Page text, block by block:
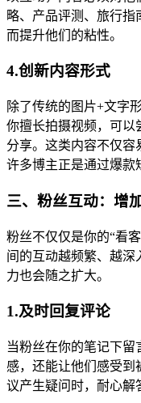
略、产品评测、旅行指
而提升他们的粘性。
4.创新内容形式
除了传统的图片+文字
你擅长拍摄视频，可以
分享。这类内容不仅容
许多博主正是通过爆款
三、粉丝互动：增
粉丝不仅仅是你的“看
间的互动越频繁、越深
力也会随之扩大。
1.及时回复评论
当粉丝在你的笔记下
感，还能让他们感受到
议产生疑问时，耐心解